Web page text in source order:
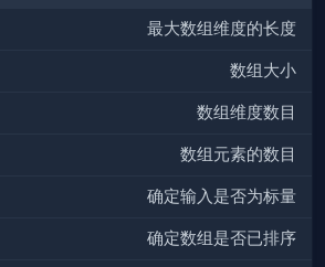
最大数组维度的长度
数组大小
数组维度数目
数组元素的数目
确定输入是否为标量
确定数组是否已排序